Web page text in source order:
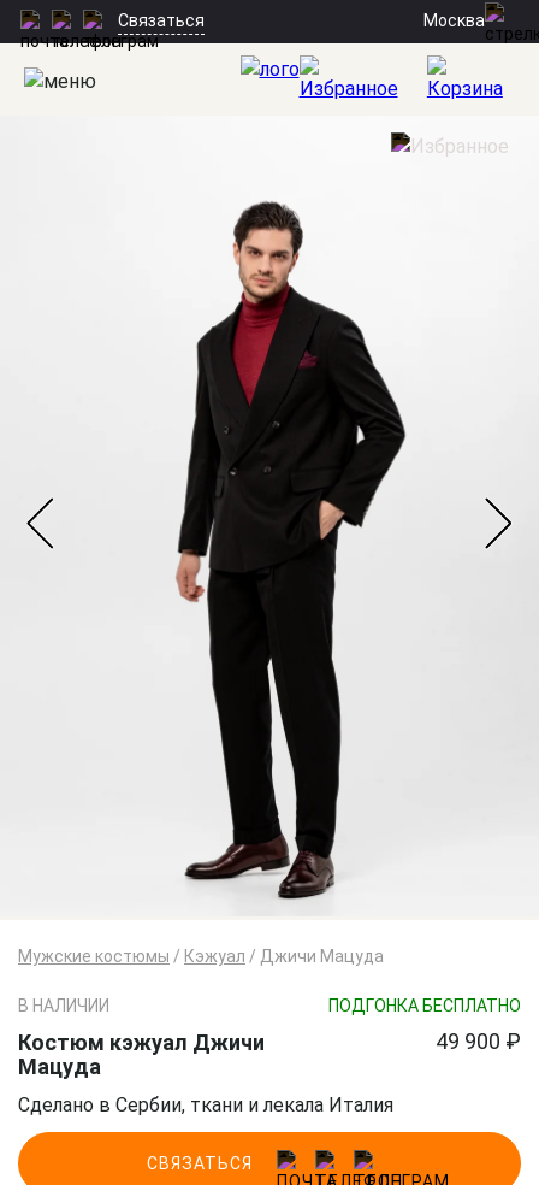
Связаться Москва
Мужские костюмы / Кэжуал / Джичи Мацуда
В НАЛИЧИИ ПОДГОНКА БЕСПЛАТНО
Костюм кэжуал Джичи
Мацуда
49 900 ₽
Сделано в Сербии, ткани и лекала Италия
СВЯЗАТЬСЯ